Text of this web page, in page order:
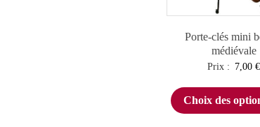
Porte-clés mini
médiévale
Prix : 7,00€
Choix des